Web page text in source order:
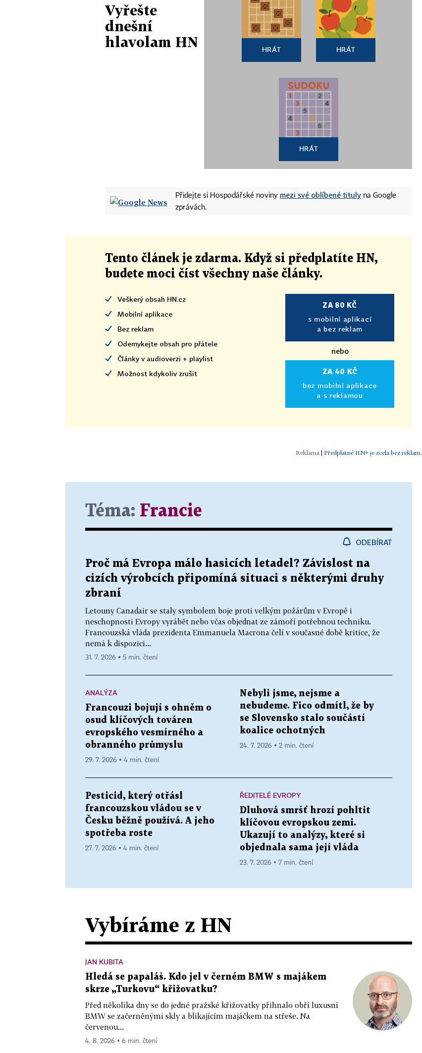
Vyřešte
dnešní
hlavolam HN
HRÁT HRÁT
HRÁT
Přidejte si Hospodářské noviny mezi své oblíbené tituly na Google
zprávách.
Tento článek je zdarma. Když si předplatíte HN,
budete moci číst všechny naše články.
Veškerý obsah HN.cz
Mobilní aplikace
Bez reklam
Odemykejte obsah pro přátele
Články v audioverzi + playlist
Možnost kdykoliv zrušit
ZA 80 KČ
s mobilní aplikací
a bez reklam
nebo
ZA 40 KČ
bez mobilní aplikace
a s reklamou
| Předplatné HN+ je zcela bez reklam.
Téma: Francie
ODEBÍRAT
Proč má Evropa málo hasicích letadel? Závislost na
cizích výrobcích připomíná situaci s některými druhy
zbraní
Letouny Canadair se staly symbolem boje proti velkým požárům v Evropě i
neschopnosti Evropy vyrábět nebo včas objednat ze zámoří potřebnou techniku.
Francouzská vláda prezidenta Emmanuela Macrona čelí v současné době kritice, že
nemá k dispozici...
31. 7. 2026 ▪ 5 min. čtení
ANALÝZA
Francouzi bojují s ohněm o
osud klíčových továren
evropského vesmírného a
obranného průmyslu
29. 7. 2026 ▪ 4 min. čtení
Nebyli jsme, nejsme a
nebudeme. Fico odmítl, že by
se Slovensko stalo součástí
koalice ochotných
24. 7. 2026 ▪ 2 min. čtení
Pesticid, který otřásl
francouzskou vládou se v
Česku běžně používá. A jeho
spotřeba roste
27. 7. 2026 ▪ 4 min. čtení
ŘEDITELÉ EVROPY
Dluhová smršť hrozí pohltit
klíčovou evropskou zemi.
Ukazují to analýzy, které si
objednala sama její vláda
23. 7. 2026 ▪ 7 min. čtení
Vybíráme z HN
JAN KUBITA
Hledá se papaláš. Kdo jel v černém BMW s majákem
skrze „Turkovu“ křižovatku?
Před několika dny se do jedné pražské křižovatky přihnalo obří luxusní
BMW se začerněnými skly a blikajícím majáčkem na střeše. Na
červenou...
4. 8. 2026 ▪ 6 min. čtení